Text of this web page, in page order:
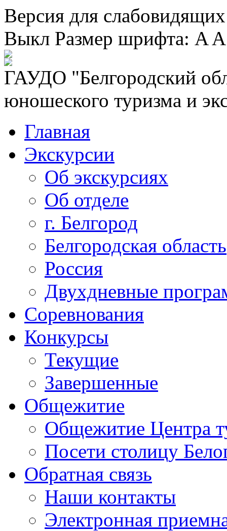
Версия для
Выкл Размер шрифта: A A
ГАУДО "Белгородский
юношеского туризма и
Главная
Экскурсии
Об экскурсиях
Об отделе
г. Белгород
Белгородская область
Россия
Двухдневные
Соревнования
Конкурсы
Текущие
Завершенные
Общежитие
Общежитие Центра
Посети столицу
Обратная связь
Наши контакты
Электронная